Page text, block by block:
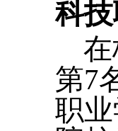
科
第7
职